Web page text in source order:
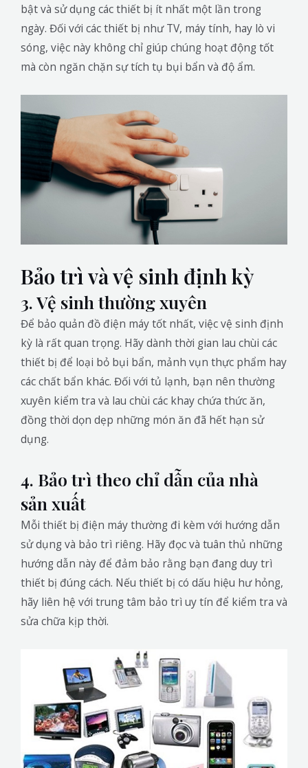
bật và sử dụng các thiết bị ít nhất một lần trong
ngày. Đối với các thiết bị như TV, máy tính, hay lò vi
sóng, việc này không chỉ giúp chúng hoạt động tốt
mà còn ngăn chặn sự tích tụ bụi bẩn và độ ẩm.
Bảo trì và vệ sinh định kỳ
3. Vệ sinh thường xuyên
Để bảo quản đồ điện máy tốt nhất, việc vệ sinh định
kỳ là rất quan trọng. Hãy dành thời gian lau chùi các
thiết bị để loại bỏ bụi bẩn, mảnh vụn thực phẩm hay
các chất bẩn khác. Đối với tủ lạnh, bạn nên thường
xuyên kiểm tra và lau chùi các khay chứa thức ăn,
đồng thời dọn dẹp những món ăn đã hết hạn sử
dụng.
4. Bảo trì theo chỉ dẫn của nhà
sản xuất
Mỗi thiết bị điện máy thường đi kèm với hướng dẫn
sử dụng và bảo trì riêng. Hãy đọc và tuân thủ những
hướng dẫn này để đảm bảo rằng bạn đang duy trì
thiết bị đúng cách. Nếu thiết bị có dấu hiệu hư hỏng,
hãy liên hệ với trung tâm bảo trì uy tín để kiểm tra và
sửa chữa kịp thời.